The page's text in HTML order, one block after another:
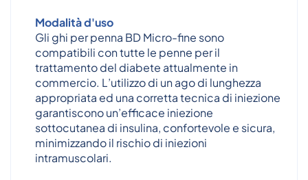
Modalità d'uso
Gli ghi per penna BD Micro-fine sono
compatibili con tutte le penne per il
trattamento del diabete attualmente in
commercio. L’utilizzo di un ago di lunghezza
appropriata ed una corretta tecnica di iniezione
garantiscono un’efficace iniezione
sottocutanea di insulina, confortevole e sicura,
minimizzando il rischio di iniezioni
intramuscolari.